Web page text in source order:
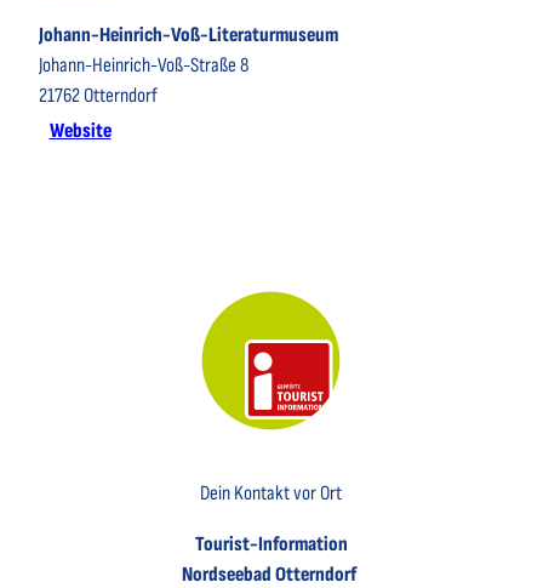
Johann-Heinrich-Voß-Literaturmuseum
Johann-Heinrich-Voß-Straße 8
21762 Otterndorf
Website
Dein Kontakt vor Ort
Tourist-Information
Nordseebad Otterndorf